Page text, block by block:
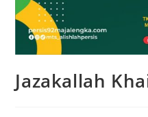
Jazakallah